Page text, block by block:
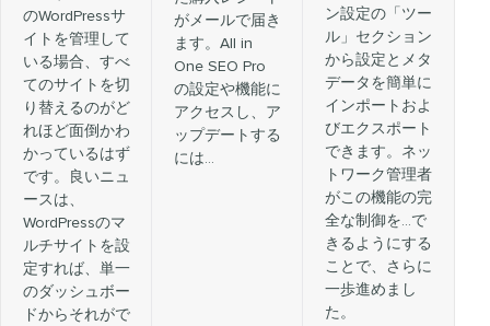
のWordPressサ
イトを管理して
いる場合、すべ
てのサイトを切
り替えるのがど
れほど面倒かわ
かっているはず
です。良いニュ
ースは、
WordPressのマ
ルチサイトを設
定すれば、単一
のダッシュボー
ドからそれがで
がメールで届き
ます。All in
One SEO Pro
の設定や機能に
アクセスし、ア
ップデートする
には…
ン設定の「ツー
ル」セクション
から設定とメタ
データを簡単に
インポートおよ
びエクスポート
できます。ネッ
トワーク管理者
がこの機能の完
全な制御を…で
きるようにする
ことで、さらに
一歩進めまし
た。